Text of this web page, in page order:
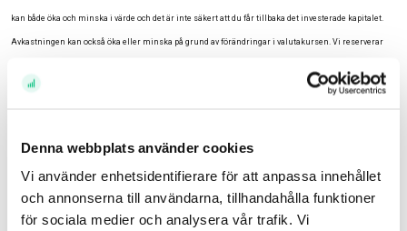
Denna webbplats använder cookies
Vi använder enhetsidentifierare för att anpassa innehållet
och annonserna till användarna, tillhandahålla funktioner
för sociala medier och analysera vår trafik. Vi
kan både öka och minska i värde och det är inte säkert att du får tillbaka det investerade kapitalet.
Avkastningen kan också öka eller minska på grund av förändringar i valutakursen. Vi reserverar
Avanza (460) Fonder (436)
Relaterade inlägg